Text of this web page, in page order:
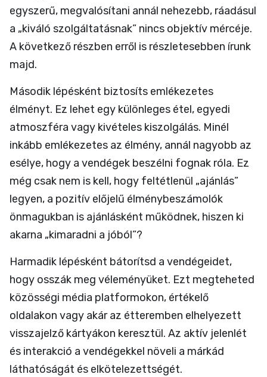
egyszerű, megvalósítani annál nehezebb, ráadásul
a „kiváló szolgáltatásnak” nincs objektív mércéje.
A következő részben erről is részletesebben írunk
majd.
Második lépésként biztosíts emlékezetes
élményt. Ez lehet egy különleges étel, egyedi
atmoszféra vagy kivételes kiszolgálás. Minél
inkább emlékezetes az élmény, annál nagyobb az
esélye, hogy a vendégek beszélni fognak róla. Ez
még csak nem is kell, hogy feltétlenül „ajánlás”
legyen, a pozitív előjelű élménybeszámolók
önmagukban is ajánlásként működnek, hiszen ki
akarna „kimaradni a jóból”?
Harmadik lépésként bátorítsd a vendégeidet,
hogy osszák meg véleményüket. Ezt megteheted
közösségi média platformokon, értékelő
oldalakon vagy akár az étteremben elhelyezett
visszajelző kártyákon keresztül. Az aktív jelenlét
és interakció a vendégekkel növeli a márkád
láthatóságát és elkötelezettségét.